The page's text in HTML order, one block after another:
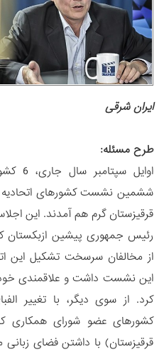
ایران شرقی
طرح مسئله:
ششمین نشست کشورهای اتحادیه
قرقیزستان گرم هم آمدند. این
از مخالفان سرسخت تشکیل این
این نشست داشت و علاقمندی خود
کرد. از سوی دیگر، با تغییر
کشورهای عضو شورای همکاری
قرقیزستان) با داشتن فضای